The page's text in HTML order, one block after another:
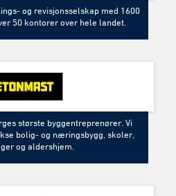
og revisjonsselskap med 1600
50 kontorer over hele landet.
største byggentreprenører. Vi
bolig- og næringsbygg, skoler,
og aldershjem.